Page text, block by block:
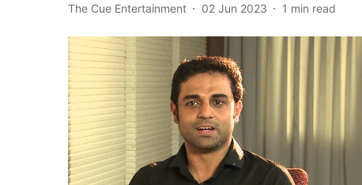
The Cue Entertainment 02 Jun 2023 1 min read